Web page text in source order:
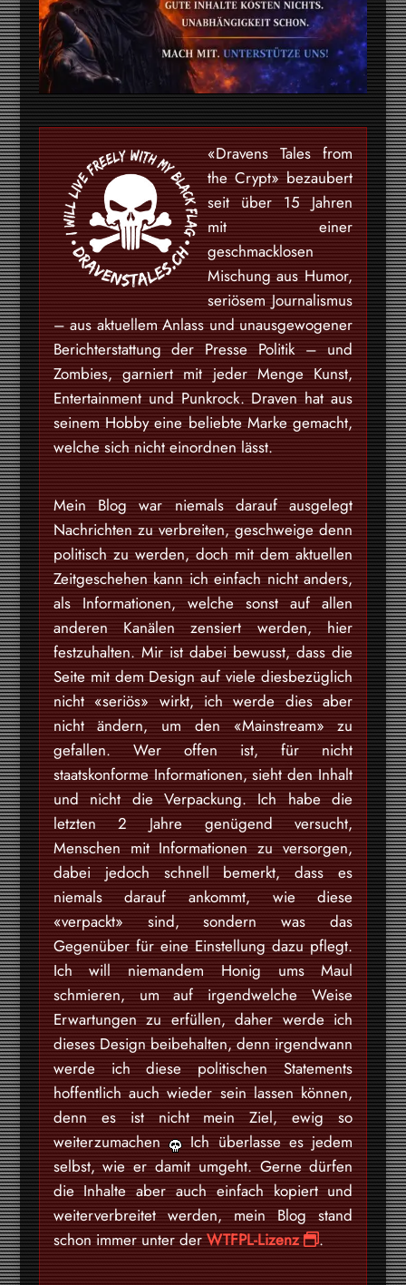
«Dravens Tales from
the Crypt» bezaubert
seit über 15 Jahren
mit einer
geschmacklosen
Mischung aus Humor,
seriösem Journalismus
– aus aktuellem Anlass und unausgewogener
Berichterstattung der Presse Politik – und
Zombies, garniert mit jeder Menge Kunst,
Entertainment und Punkrock. Draven hat aus
seinem Hobby eine beliebte Marke gemacht,
welche sich nicht einordnen lässt.
Mein Blog war niemals darauf ausgelegt
Nachrichten zu verbreiten, geschweige denn
politisch zu werden, doch mit dem aktuellen
Zeitgeschehen kann ich einfach nicht anders,
als Informationen, welche sonst auf allen
anderen Kanälen zensiert werden, hier
festzuhalten. Mir ist dabei bewusst, dass die
Seite mit dem Design auf viele diesbezüglich
nicht «seriös» wirkt, ich werde dies aber
nicht ändern, um den «Mainstream» zu
gefallen. Wer offen ist, für nicht
staatskonforme Informationen, sieht den Inhalt
und nicht die Verpackung. Ich habe die
letzten 2 Jahre genügend versucht,
Menschen mit Informationen zu versorgen,
dabei jedoch schnell bemerkt, dass es
niemals darauf ankommt, wie diese
«verpackt» sind, sondern was das
Gegenüber für eine Einstellung dazu pflegt.
Ich will niemandem Honig ums Maul
schmieren, um auf irgendwelche Weise
Erwartungen zu erfüllen, daher werde ich
dieses Design beibehalten, denn irgendwann
werde ich diese politischen Statements
hoffentlich auch wieder sein lassen können,
denn es ist nicht mein Ziel, ewig so
weiterzumachen
Ich überlasse es jedem
selbst, wie er damit umgeht. Gerne dürfen
die Inhalte aber auch einfach kopiert und
weiterverbreitet werden, mein Blog stand
schon immer unter derWTFPL-Lizenz .